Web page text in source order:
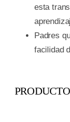
esta
Padres
facilidad